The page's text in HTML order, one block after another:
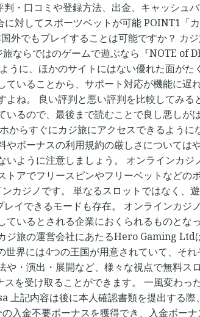
・口コミや登録方法、出金、キャッシュ
対してスポーツベットが可能 POINT1「
外でもプレイすることは可能ですか？ カ
ならではのゲームで遊ぶなら『NOTE of
に、ほかのサイトにはない優れた面がた
いることから、サポート対応が機能に遅
ね。 良い評判と悪い評判を比較してみる
るので、最後まで読むことで良し悪しが
らすぐにカジ旅にアクセスできるように
ボーナスの利用規約の厳しさについては
ように注意しましょう。 オンラインカ
アでフリースピンやフリーベットなどの
カジノです。 単なるスロットではなく、
イできるモードも存在。 オンラインカジ
いるとされる企業におくられるものとな
ジ旅の運営会社にあたるHero Gaming Ltd
界には4つの王国が用意されていて、そ
・演出・展開など、様々な視点で無料ス
を受け取ることができます。 一風変わっ
上記内容は後に本人確認書類を提出する
入金不要ボーナスを獲得でき、入金ボー